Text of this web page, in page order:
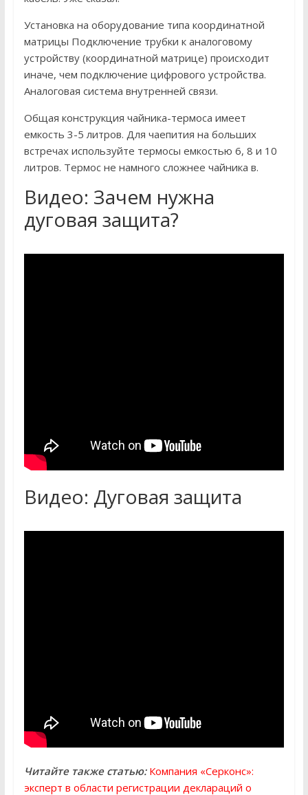
Установка на оборудование типа координатной
матрицы Подключение трубки к аналоговому
устройству (координатной матрице) происходит
иначе, чем подключение цифрового устройства.
Аналоговая система внутренней связи.
Общая конструкция чайника-термоса имеет
емкость 3-5 литров. Для чаепития на больших
встречах используйте термосы емкостью 6, 8 и 10
литров. Термос не намного сложнее чайника в.
Видео: Зачем нужна
дуговая защита?
Видео: Дуговая защита
Читайте также статью: Компания «Серконс»:
эксперт в области регистрации деклараций о